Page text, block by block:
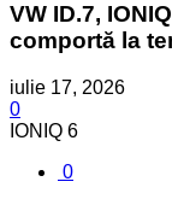
VW ID.7,
comportă la
iulie 17, 2026
0
IONIQ 6
0